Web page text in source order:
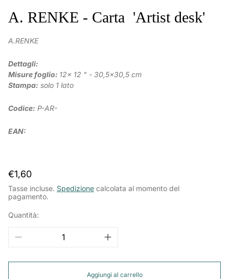
A. RENKE - Carta 'Artist desk'
A.RENKE
Dettagli:
Misure foglio: 12x 12 " - 30,5x30,5 cm
Stampa: solo 1 lato
Codice: P-AR-
EAN:
Prezzo
normale
€1,60
Tasse incluse. Spedizione calcolata al momento del
pagamento.
Quantità:
Aggiungi al carrello